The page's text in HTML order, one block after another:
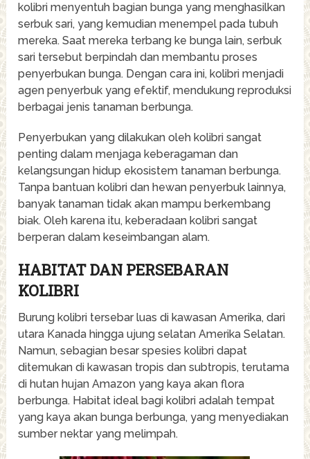
kolibri menyentuh bagian bunga yang menghasilkan
serbuk sari, yang kemudian menempel pada tubuh
mereka. Saat mereka terbang ke bunga lain, serbuk
sari tersebut berpindah dan membantu proses
penyerbukan bunga. Dengan cara ini, kolibri menjadi
agen penyerbuk yang efektif, mendukung reproduksi
berbagai jenis tanaman berbunga.
Penyerbukan yang dilakukan oleh kolibri sangat
penting dalam menjaga keberagaman dan
kelangsungan hidup ekosistem tanaman berbunga.
Tanpa bantuan kolibri dan hewan penyerbuk lainnya,
banyak tanaman tidak akan mampu berkembang
biak. Oleh karena itu, keberadaan kolibri sangat
berperan dalam keseimbangan alam.
HABITAT DAN PERSEBARAN
KOLIBRI
Burung kolibri tersebar luas di kawasan Amerika, dari
utara Kanada hingga ujung selatan Amerika Selatan.
Namun, sebagian besar spesies kolibri dapat
ditemukan di kawasan tropis dan subtropis, terutama
di hutan hujan Amazon yang kaya akan flora
berbunga. Habitat ideal bagi kolibri adalah tempat
yang kaya akan bunga berbunga, yang menyediakan
sumber nektar yang melimpah.